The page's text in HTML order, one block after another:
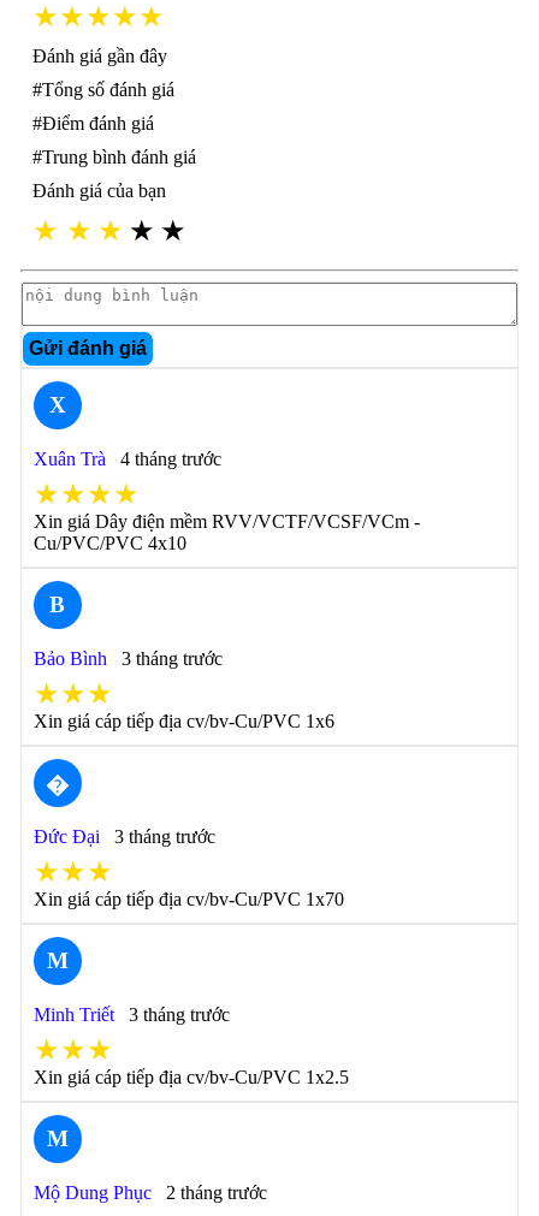
★★★★★
Đánh giá gần đây
#Tổng số đánh giá
#Điểm đánh giá
#Trung bình đánh giá
Đánh giá của bạn
★ ★ ★ ★ ★
Gửi đánh giá
X
Xuân Trà 4 tháng trước
★★★★
Xin giá Dây điện mềm RVV/VCTF/VCSF/VCm -
Cu/PVC/PVC 4x10
B
Bảo Bình 3 tháng trước
★★★
Xin giá cáp tiếp địa cv/bv-Cu/PVC 1x6
�
Đức Đại 3 tháng trước
★★★
Xin giá cáp tiếp địa cv/bv-Cu/PVC 1x70
M
Minh Triết 3 tháng trước
★★★
Xin giá cáp tiếp địa cv/bv-Cu/PVC 1x2.5
M
Mộ Dung Phục 2 tháng trước